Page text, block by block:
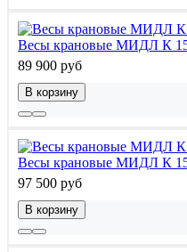
Весы крановые МИДЛ К
89 900 руб
В корзину
Весы крановые МИДЛ К
97 500 руб
В корзину